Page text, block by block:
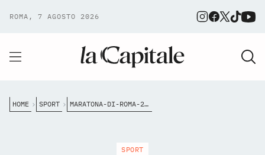
ROMA, 7 AGOSTO 2026
HOME SPORT MARATONA-DI-ROMA-2026-DA-RECORD-36MILA-RUNNER-DA-166-PAESI
SPORT